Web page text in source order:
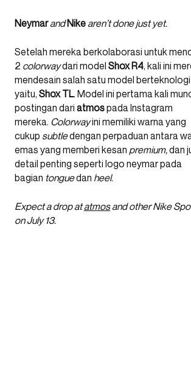
NeymarandNikearen’t done just yet.
Setelah mereka berkolaborasi untuk
2 colorwaydari model Shox R4, kali ini
mendesain salah satu model berteknologi
yaitu, Shox TL. Model ini pertama kali
postingan dari atmospada Instagram
mereka. Colorwayini memiliki warna yang
cukup subtledengan perpaduan antara
emas yang memberi kesan premium,dan
detail penting seperti logo neymar pada
bagian tonguedan heel.
Expect a drop atatmosand other Nike
on July 13.